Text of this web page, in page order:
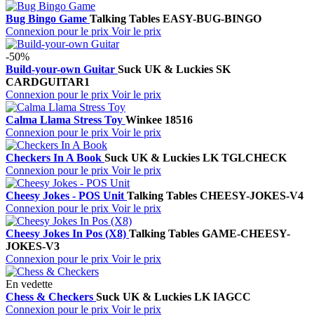
Bug Bingo Game Talking Tables EASY-BUG-BINGO
Connexion pour le prix Voir le prix
-50%
Build-your-own Guitar Suck UK & Luckies SK
CARDGUITAR1
Connexion pour le prix Voir le prix
Calma Llama Stress Toy Winkee 18516
Connexion pour le prix Voir le prix
Checkers In A Book Suck UK & Luckies LK TGLCHECK
Connexion pour le prix Voir le prix
Cheesy Jokes - POS Unit Talking Tables CHEESY-JOKES-V4
Connexion pour le prix Voir le prix
Cheesy Jokes In Pos (X8) Talking Tables GAME-CHEESY-
JOKES-V3
Connexion pour le prix Voir le prix
En vedette
Chess & Checkers Suck UK & Luckies LK IAGCC
Connexion pour le prix Voir le prix